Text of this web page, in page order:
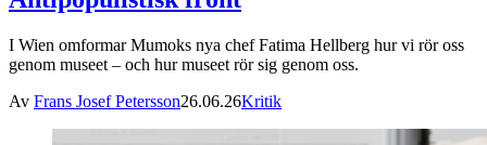
I Wien omformar Mumoks nya chef Fatima Hellberg hur vi rör oss
genom museet – och hur museet rör sig genom oss.
Av Frans Josef Petersson26.06.26Kritik